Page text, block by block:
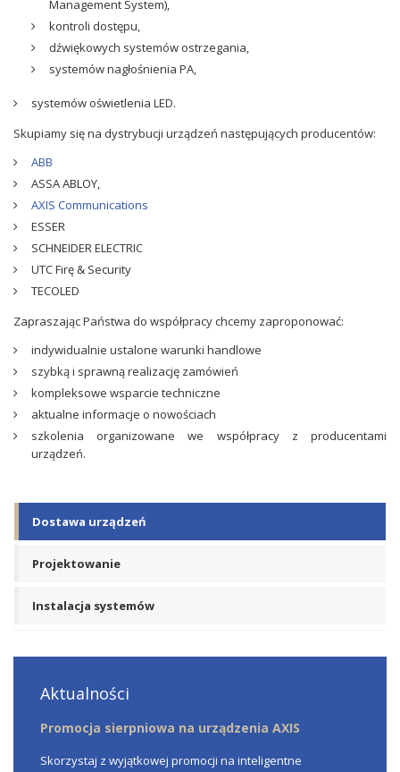
Management System),
kontroli dostępu,
dźwiękowych systemów ostrzegania,
systemów nagłośnienia PA,
systemów oświetlenia LED.
Skupiamy się na dystrybucji urządzeń następujących producentów:
ABB
ASSA ABLOY,
AXIS Communications
ESSER
SCHNEIDER ELECTRIC
UTC Firę & Security
TECOLED
Zapraszając Państwa do współpracy chcemy zaproponować:
indywidualnie ustalone warunki handlowe
szybką i sprawną realizację zamówień
kompleksowe wsparcie techniczne
aktualne informacje o nowościach
szkolenia organizowane we współpracy z producentami
urządzeń.
Dostawa urządzeń
Projektowanie
Instalacja systemów
Aktualności
Promocja sierpniowa na urządzenia AXIS
Skorzystaj z wyjątkowej promocji na inteligentne